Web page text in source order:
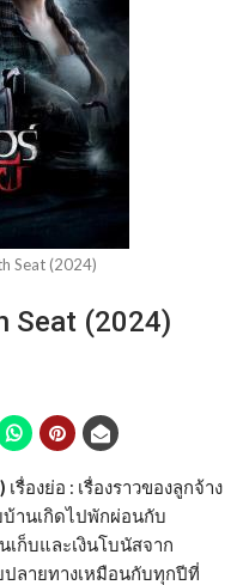
Seat (2024)
Seat (2024)
เรื่องย่อ : เรื่องราวของลูกจ้าง
านเกิดไปพักผ่อนกับ
เก็บและเงินโบนัสจาก
ปลายทางเหมือนกับทุกปีที่